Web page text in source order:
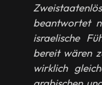
beantwortet
israelische
bereit wären
wirklich